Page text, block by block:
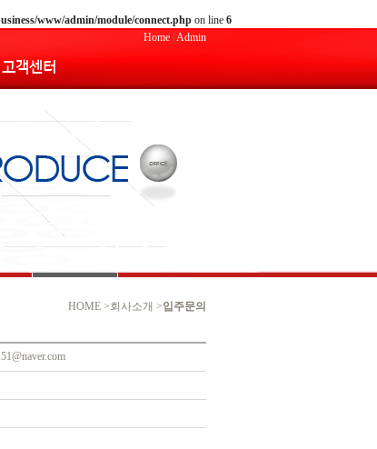
www/admin/module/connect.php on line 6
Home| Admin
고객센터
HOME >회사소개 >입주문의